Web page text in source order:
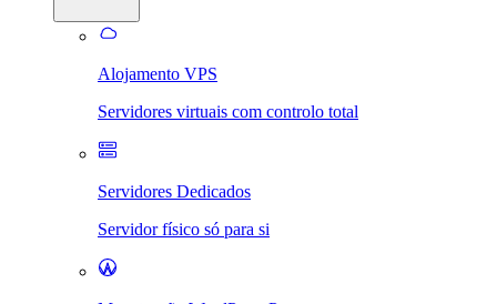
Alojamento VPS
Servidores virtuais com controlo total
Servidores Dedicados
Servidor físico só para si